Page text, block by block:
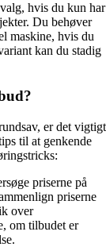
hvis du kun har
Du behøver
maskine, hvis du
kan du stadig
er det vigtigt
til at genkende
priserne på
priserne
over
om tilbudet er